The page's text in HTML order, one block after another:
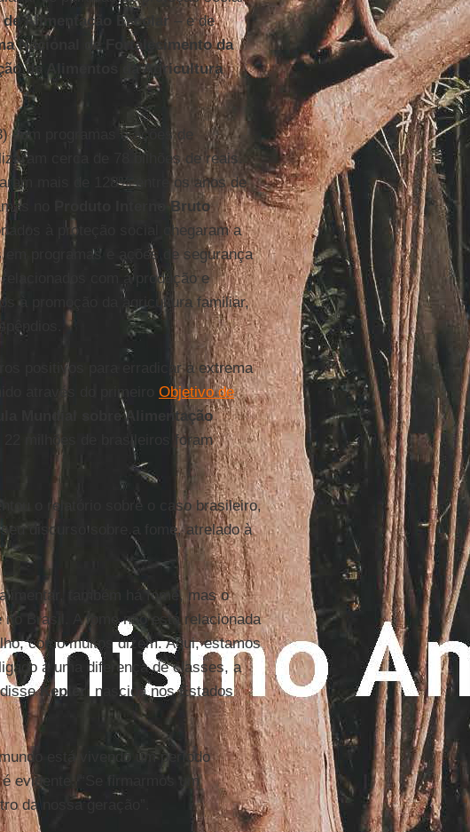
de Alimentação Escolar– e de
Nacional de Fortalecimento da
de Alimentos da Agricultura
com programas e ações de
cerca de 78 bilhões de reais.
mais de 128% entre os anos de
no
Produto Interno Bruto
à proteção social chegaram a
programas e ações de segurança
com a produção e
à promoção da agricultura familiar,
positivos para erradicar a extrema
através do primeiro Objetivo de
Mundial sobre Alimentação
milhões de brasileiros foram
o relatório sobre o caso brasileiro,
discurso sobre a fome, atrelado à
também há fome, mas o
Brasil. A fome não está relacionada
como muitos dizem. Aqui, estamos
a uma diferença de classes, a
disseKepler
, nascida nos Estados
está vivendo um período
evidente. “Se firmarmos um
da nossa geração”.